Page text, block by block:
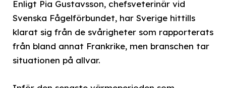
Enligt Pia Gustavsson, chefsveterinär vid
Svenska Fågelförbundet, har Sverige hittills
klarat sig från de svårigheter som rapporterats
från bland annat Frankrike, men branschen tar
situationen på allvar.